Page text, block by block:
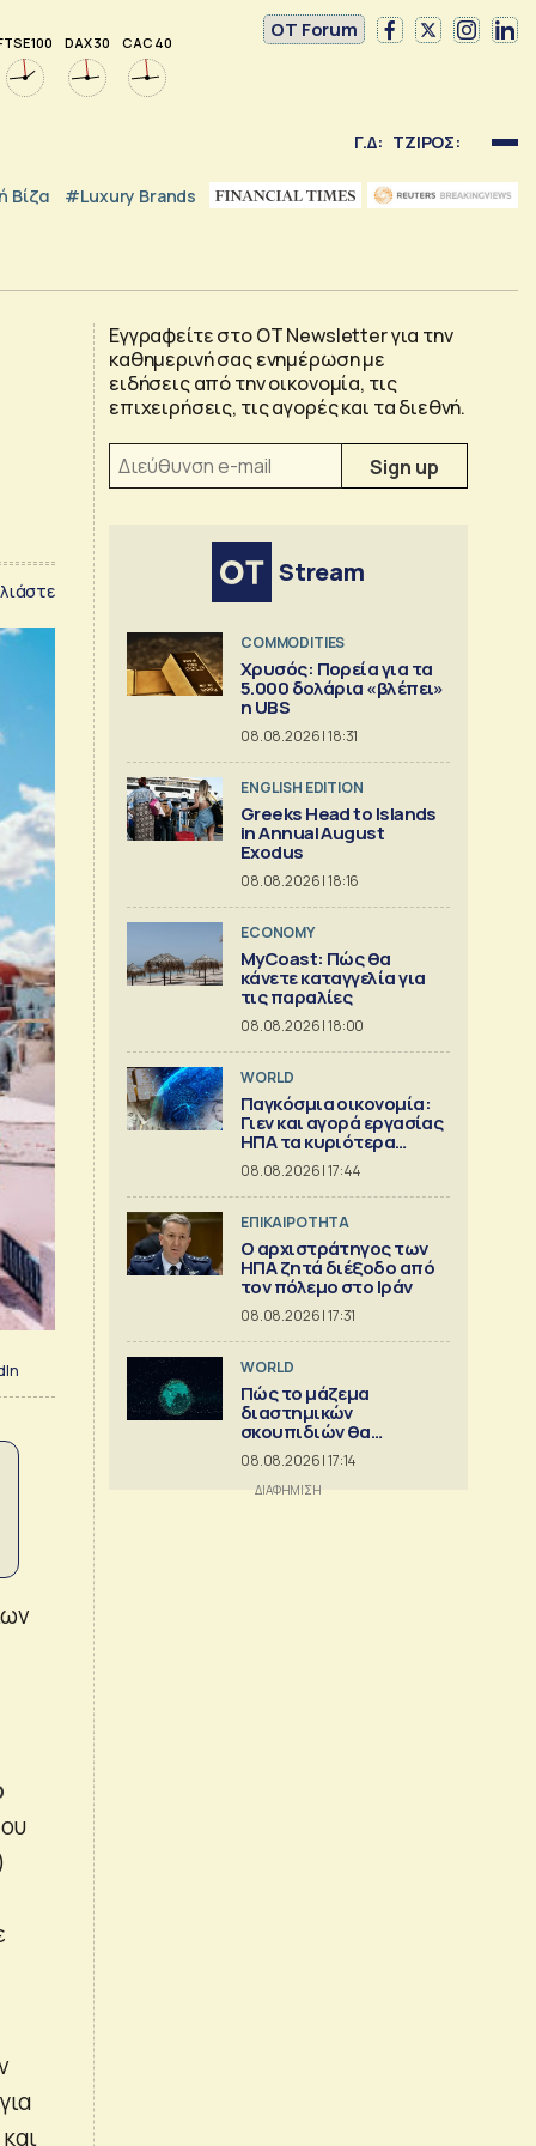
100 DAX 30 CAC 40
OT Forum
Γ.Δ: ΤΖΙΡΟΣ:
Βίζα #luxury Brands
Εγγραφείτε στο OT Newsletter για την
καθημερινή σας ενημέρωση με
ειδήσεις από την οικονομία, τις
επιχειρήσεις, τις αγορές και τα διεθνή.
Stream
COMMODITIES
Χρυσός: Πορεία για τα
5.000 δολάρια «βλέπει»
η UBS
08.08.2026 | 18:31
ENGLISH EDITION
Greeks Head to Islands
in Annual August
Exodus
08.08.2026 | 18:16
ECONOMY
MyCoast: Πώς θα
κάνετε καταγγελία για
τις παραλίες
08.08.2026 | 18:00
WORLD
Παγκόσμια οικονομία:
Γιεν και αγορά εργασίας
ΗΠΑ τα κυριότερα
γεγονότα
08.08.2026 | 17:44
ΕΠΙΚΑΙΡΟΤΗΤΑ
Ο αρχιστράτηγος των
ΗΠΑ ζητά διέξοδο από
τον πόλεμο στο Ιράν
08.08.2026 | 17:31
WORLD
Πώς το μάζεμα
διαστημικών
σκουπιδιών θα
μπορούσε να εξελιχθεί
σε μια μεγάλη
επιχείρηση
08.08.2026 | 17:14